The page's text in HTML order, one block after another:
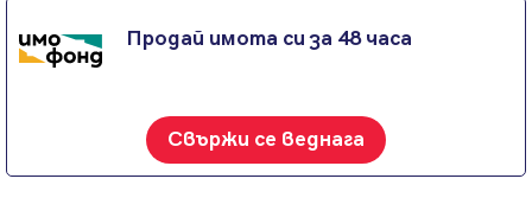
Продай имота си за 48 часа
Свържи се веднага